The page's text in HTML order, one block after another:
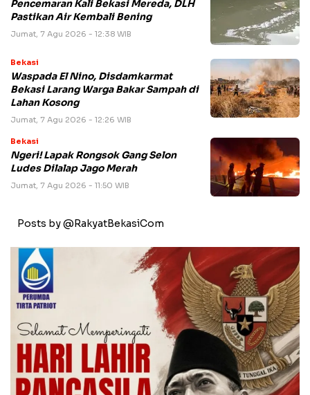
Pencemaran Kali Bekasi Mereda, DLH
Pastikan Air Kembali Bening
Jumat, 7 Agu 2026 - 12:38 WIB
Bekasi
Waspada El Nino, Disdamkarmat
Bekasi Larang Warga Bakar Sampah di
Lahan Kosong
Jumat, 7 Agu 2026 - 12:26 WIB
Bekasi
Ngeri! Lapak Rongsok Gang Selon
Ludes Dilalap Jago Merah
Jumat, 7 Agu 2026 - 11:50 WIB
Posts by @RakyatBekasiCom